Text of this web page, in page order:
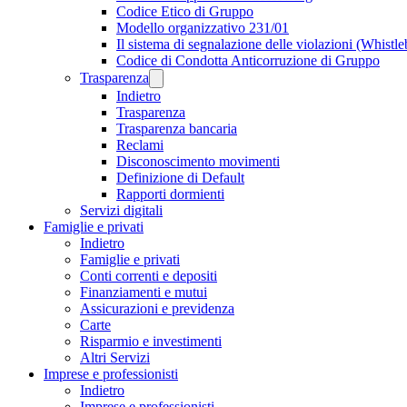
Codice Etico di Gruppo
Modello organizzativo 231/01
Il sistema di segnalazione delle violazioni
Codice di Condotta Anticorruzione di Gruppo
Trasparenza
Indietro
Trasparenza
Trasparenza bancaria
Reclami
Disconoscimento movimenti
Definizione di Default
Rapporti dormienti
Servizi digitali
Famiglie e privati
Indietro
Famiglie e privati
Conti correnti e depositi
Finanziamenti e mutui
Assicurazioni e previdenza
Carte
Risparmio e investimenti
Altri Servizi
Imprese e professionisti
Indietro